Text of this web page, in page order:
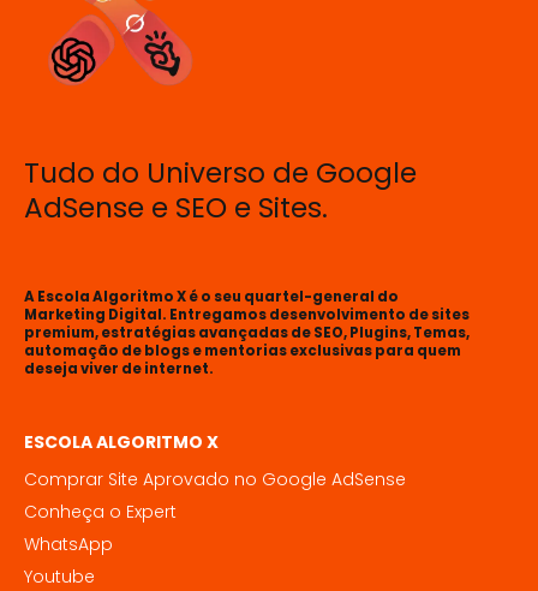
Tudo do Universo de Google
AdSense e SEO e Sites.
A Escola Algoritmo X é o seu quartel-general do
Marketing Digital. Entregamos desenvolvimento de sites
premium, estratégias avançadas de SEO, Plugins, Temas,
automação de blogs e mentorias exclusivas para quem
deseja viver de internet.
ESCOLA ALGORITMO X
Comprar Site Aprovado no Google AdSense
Conheça o Expert
WhatsApp
Youtube